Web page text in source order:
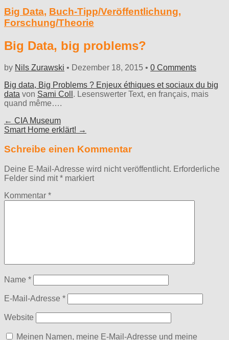
Big Data, Buch-Tipp/Veröffentlichung,
Forschung/Theorie
Big Data, big problems?
by Nils Zurawski • Dezember 18, 2015 • 0 Comments
Big data, Big Problems ? Enjeux éthiques et sociaux du big
data von Sami Coll . Lesenswerter Text, en français, mais
quand même….
Post
navigation
← CIA Museum
Smart Home erklärt! →
Schreibe einen Kommentar
Deine E-Mail-Adresse wird nicht veröffentlicht. Erforderliche
Felder sind mit* markiert
Kommentar *
Name *
E-Mail-Adresse *
Website
Meinen Namen, meine E-Mail-Adresse und meine